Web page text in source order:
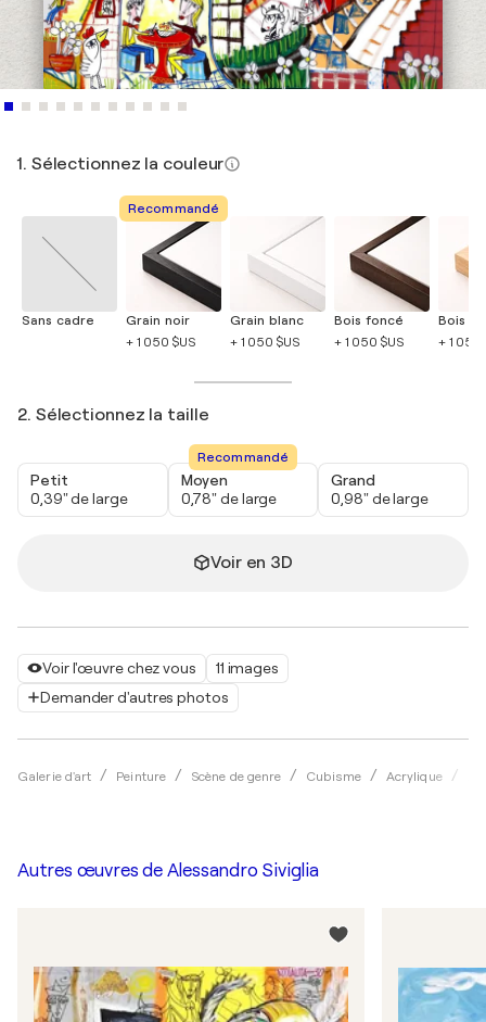
Voir l'œuvre chez vous
11 images
Demander d'autres photos
Galerie d'art Peinture Scène de genre Cubisme Acrylique
1. Sélectionnez la couleur
Sans cadre
Recommandé
Grain noir
+ 1 050 $US
Grain blanc
+ 1 050 $US
Bois foncé
+ 1 050 $US
Bois
+ 1 050
2. Sélectionnez la taille
Petit
0,39" de large
Recommandé
Moyen
0,78" de large
Grand
0,98" de large
Voir en 3D
Autres œuvres de Alessandro Siviglia